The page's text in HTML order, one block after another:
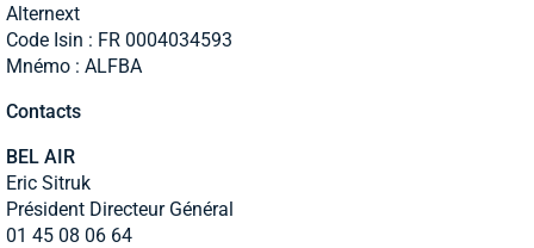
Alternext
Code Isin : FR 0004034593
Mnémo : ALFBA
Contacts
BEL AIR
Eric Sitruk
Président Directeur Général
01 45 08 06 64